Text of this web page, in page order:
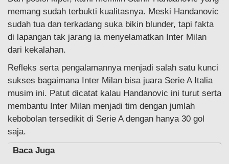
memang sudah terbukti kualitasnya. Meski Handanovic
sudah tua dan terkadang suka bikin blunder, tapi fakta
di lapangan tak jarang ia menyelamatkan Inter Milan
dari kekalahan.
Refleks serta pengalamannya menjadi salah satu kunci
sukses bagaimana Inter Milan bisa juara Serie A Italia
musim ini. Patut dicatat kalau Handanovic ini turut serta
membantu Inter Milan menjadi tim dengan jumlah
kebobolan tersedikit di Serie A dengan hanya 30 gol
saja.
Baca Juga